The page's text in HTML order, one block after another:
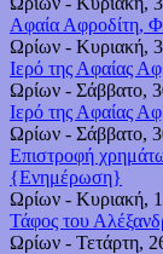
Αφαία Αφροδίτη,
Ωρίων - Κυριακή,
Ιερό της Αφαίας
Ωρίων - Σάββατο,
Ιερό της Αφαίας
Ωρίων - Σάββατο,
Επιστροφή
{Ενημέρωση}
Ωρίων - Κυριακή,
Τάφος του
Ωρίων - Τετάρτη,